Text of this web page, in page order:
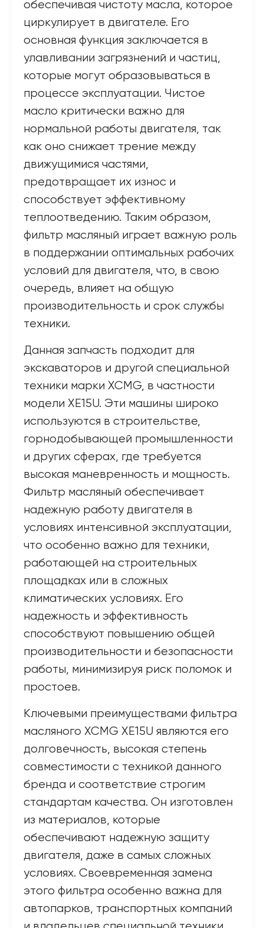
обеспечивая чистоту масла, которое
циркулирует в двигателе. Его
основная функция заключается в
улавливании загрязнений и частиц,
которые могут образовываться в
процессе эксплуатации. Чистое
масло критически важно для
нормальной работы двигателя, так
как оно снижает трение между
движущимися частями,
предотвращает их износ и
способствует эффективному
теплоотведению. Таким образом,
фильтр масляный играет важную роль
в поддержании оптимальных рабочих
условий для двигателя, что, в свою
очередь, влияет на общую
производительность и срок службы
техники.
Данная запчасть подходит для
экскаваторов и другой специальной
техники марки XCMG, в частности
модели XE15U. Эти машины широко
используются в строительстве,
горнодобывающей промышленности
и других сферах, где требуется
высокая маневренность и мощность.
Фильтр масляный обеспечивает
надежную работу двигателя в
условиях интенсивной эксплуатации,
что особенно важно для техники,
работающей на строительных
площадках или в сложных
климатических условиях. Его
надежность и эффективность
способствуют повышению общей
производительности и безопасности
работы, минимизируя риск поломок и
простоев.
Ключевыми преимуществами фильтра
масляного XCMG XE15U являются его
долговечность, высокая степень
совместимости с техникой данного
бренда и соответствие строгим
стандартам качества. Он изготовлен
из материалов, которые
обеспечивают надежную защиту
двигателя, даже в самых сложных
условиях. Своевременная замена
этого фильтра особенно важна для
автопарков, транспортных компаний